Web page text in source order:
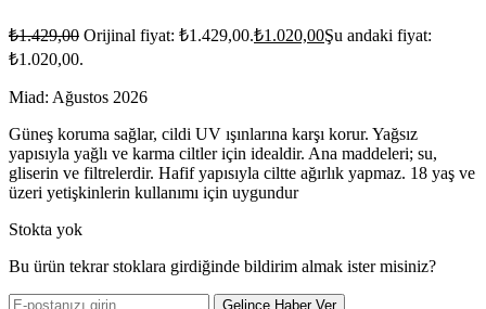
₺1.429,00 Orijinal fiyat: ₺1.429,00.₺1.020,00Şu andaki fiyat:
₺1.020,00.
Miad: Ağustos 2026
Güneş koruma sağlar, cildi UV ışınlarına karşı korur. Yağsız
yapısıyla yağlı ve karma ciltler için idealdir. Ana maddeleri; su,
gliserin ve filtrelerdir. Hafif yapısıyla ciltte ağırlık yapmaz. 18 yaş ve
üzeri yetişkinlerin kullanımı için uygundur
Stokta yok
Bu ürün tekrar stoklara girdiğinde bildirim almak ister misiniz?
Gelince Haber Ver